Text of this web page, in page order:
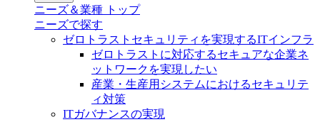
ニーズ＆業種 トップ
ニーズで探す
ゼロトラストセキュリティを実現するITインフラ
ゼロトラストに対応するセキュアな企業ネ
ットワークを実現したい
産業・生産用システムにおけるセキュリテ
ィ対策
ITガバナンスの実現